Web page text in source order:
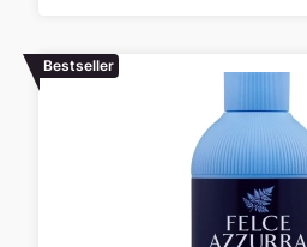
Bestseller